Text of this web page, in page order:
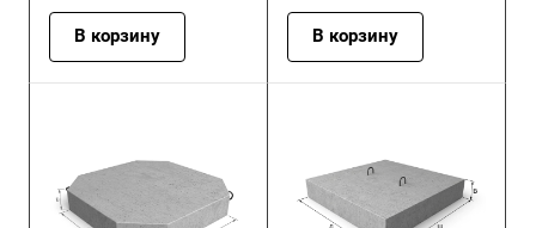
В корзину В корзину